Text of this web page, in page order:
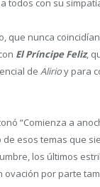
que nunca
El Príncipe Feliz,
de Alirioy para
“Comienza a
de esos temas que
los últimos
ovación por parte